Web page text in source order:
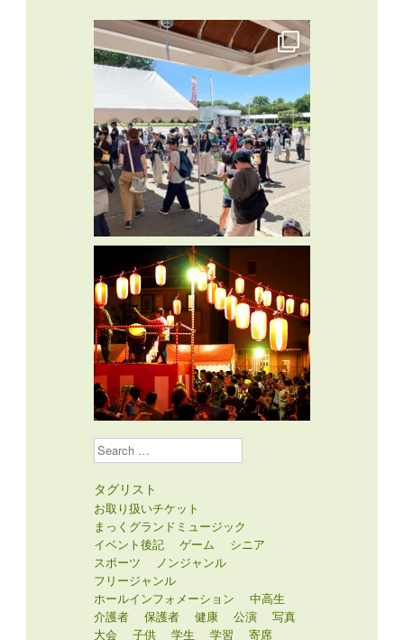
Search
タグリスト
お取り扱いチケット
まっくグランドミュージック
イベント後記
ゲーム
シニア
スポーツ
ノンジャンル
フリージャンル
ホールインフォメーション
中高生
介護者
保護者 健康 公演
写真
大会
子供 学生 学習 寄席